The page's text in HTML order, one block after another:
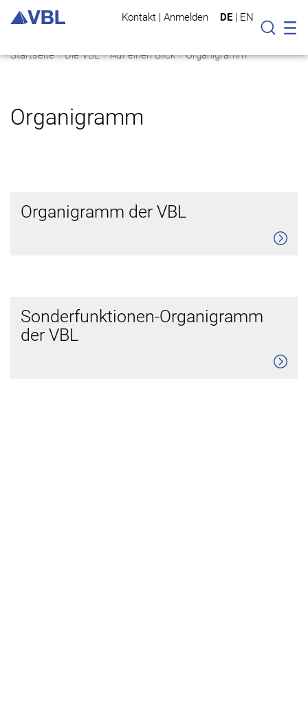
Kontakt | Anmelden DE | EN
Suche
Startseite Die VBL Auf einen Blick Organigramm
Organigramm
Organigramm der VBL
Sonderfunktionen-Organigramm
der VBL